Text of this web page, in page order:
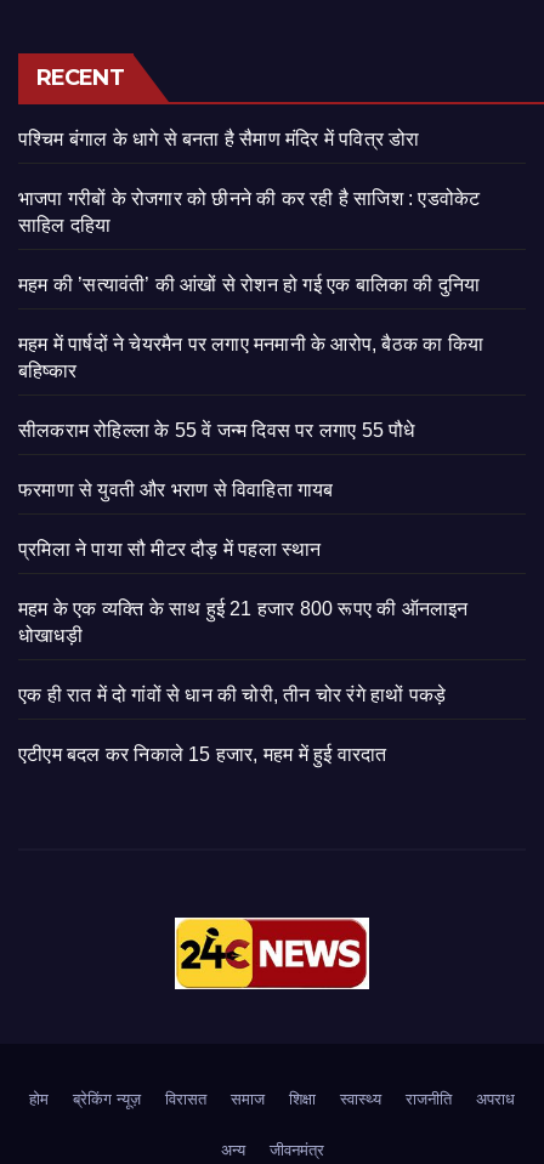
RECENT
पश्चिम बंगाल के धागे से बनता है सैमाण मंदिर में पवित्र डोरा
भाजपा गरीबों के रोजगार को छीनने की कर रही है साजिश : एडवोकेट
साहिल दहिया
महम की ’सत्यावंती’ की आंखों से रोशन हो गई एक बालिका की दुनिया
महम में पार्षदों ने चेयरमैन पर लगाए मनमानी के आरोप, बैठक का किया
बहिष्कार
सीलकराम रोहिल्ला के 55 वें जन्म दिवस पर लगाए 55 पौधे
फरमाणा से युवती और भराण से विवाहिता गायब
प्रमिला ने पाया सौ मीटर दौड़ में पहला स्थान
महम के एक व्यक्ति के साथ हुई 21 हजार 800 रूपए की ऑनलाइन
धोखाधड़ी
एक ही रात में दो गांवों से धान की चोरी, तीन चोर रंगे हाथों पकड़े
एटीएम बदल कर निकाले 15 हजार, महम में हुई वारदात
होम ब्रेकिंग न्यूज़ ‍‍विरासत समाज शिक्षा स्वास्थ्य राजनीति अपराध
अन्य जीवनमंत्र